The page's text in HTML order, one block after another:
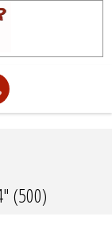
(500)